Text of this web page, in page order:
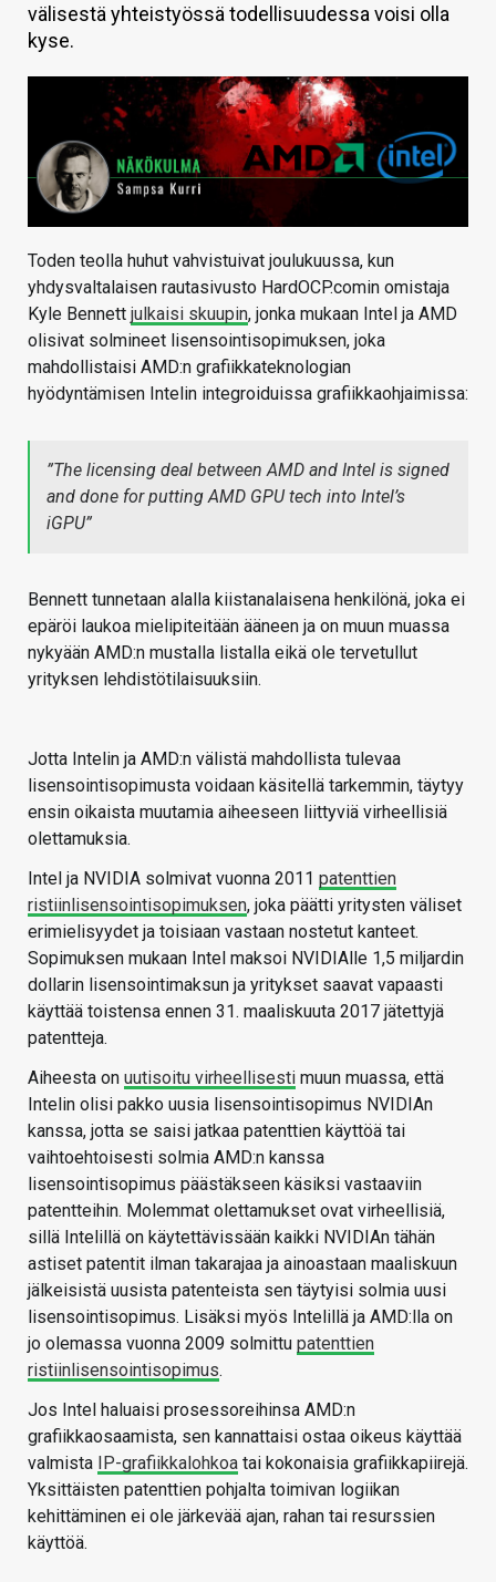
välisestä yhteistyössä todellisuudessa voisi olla
kyse.
Toden teolla huhut vahvistuivat joulukuussa, kun
yhdysvaltalaisen rautasivusto HardOCP.comin omistaja
Kyle Bennett julkaisi skuupin, jonka mukaan Intel ja AMD
olisivat solmineet lisensointisopimuksen, joka
mahdollistaisi AMD:n grafiikkateknologian
hyödyntämisen Intelin integroiduissa grafiikkaohjaimissa:
”The licensing deal between AMD and Intel is signed
and done for putting AMD GPU tech into Intel’s
iGPU”
Bennett tunnetaan alalla kiistanalaisena henkilönä, joka ei
epäröi laukoa mielipiteitään ääneen ja on muun muassa
nykyään AMD:n mustalla listalla eikä ole tervetullut
yrityksen lehdistötilaisuuksiin.
Jotta Intelin ja AMD:n välistä mahdollista tulevaa
lisensointisopimusta voidaan käsitellä tarkemmin, täytyy
ensin oikaista muutamia aiheeseen liittyviä virheellisiä
olettamuksia.
Intel ja NVIDIA solmivat vuonna 2011 patenttien
ristiinlisensointisopimuksen, joka päätti yritysten väliset
erimielisyydet ja toisiaan vastaan nostetut kanteet.
Sopimuksen mukaan Intel maksoi NVIDIAlle 1,5 miljardin
dollarin lisensointimaksun ja yritykset saavat vapaasti
käyttää toistensa ennen 31. maaliskuuta 2017 jätettyjä
patentteja.
Aiheesta on uutisoitu virheellisesti muun muassa, että
Intelin olisi pakko uusia lisensointisopimus NVIDIAn
kanssa, jotta se saisi jatkaa patenttien käyttöä tai
vaihtoehtoisesti solmia AMD:n kanssa
lisensointisopimus päästäkseen käsiksi vastaaviin
patentteihin. Molemmat olettamukset ovat virheellisiä,
sillä Intelillä on käytettävissään kaikki NVIDIAn tähän
astiset patentit ilman takarajaa ja ainoastaan maaliskuun
jälkeisistä uusista patenteista sen täytyisi solmia uusi
lisensointisopimus. Lisäksi myös Intelillä ja AMD:lla on
jo olemassa vuonna 2009 solmittu patenttien
ristiinlisensointisopimus.
Jos Intel haluaisi prosessoreihinsa AMD:n
grafiikkaosaamista, sen kannattaisi ostaa oikeus käyttää
valmista IP-grafiikkalohkoa tai kokonaisia grafiikkapiirejä.
Yksittäisten patenttien pohjalta toimivan logiikan
kehittäminen ei ole järkevää ajan, rahan tai resurssien
käyttöä.